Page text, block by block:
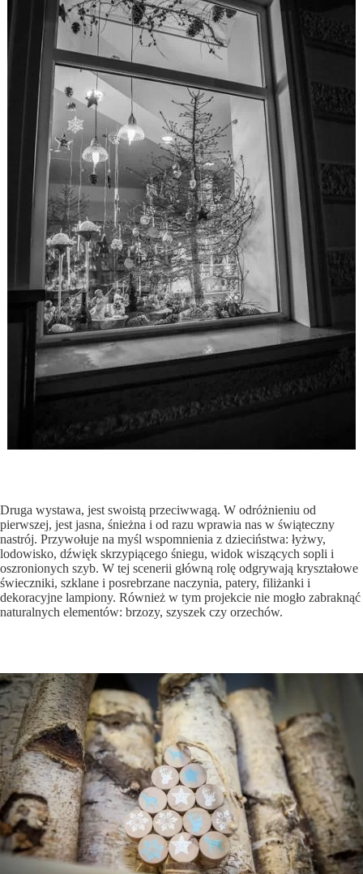
Druga wystawa, jest swoistą przeciwwagą. W odróżnieniu od
pierwszej, jest jasna, śnieżna i od razu wprawia nas w świąteczny
nastrój. Przywołuje na myśl wspomnienia z dzieciństwa: łyżwy,
lodowisko, dźwięk skrzypiącego śniegu, widok wiszących sopli i
oszronionych szyb. W tej scenerii główną rolę odgrywają kryształowe
świeczniki, szklane i posrebrzane naczynia, patery, filiżanki i
dekoracyjne lampiony. Również w tym projekcie nie mogło zabraknąć
naturalnych elementów: brzozy, szyszek czy orzechów.